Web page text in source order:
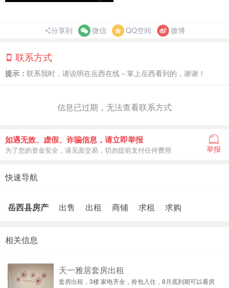
分享到 微信 QQ空间 微博
联系方式
提示： 联系我时，请说明在岳西在线－掌上岳西看到的，谢谢！
信息已过期，无法查看联系方式
如遇无效、虚假、诈骗信息，请立即举报
为了您的资金安全，请见面交易，切勿提前支付任何费用 举报
快速导航
岳西县房产 出售 出租 商铺 求租 求购
相关信息
天一雅居套房出租
套房出租，3楼 家电齐全，拎包入住，8月底到期可以看房